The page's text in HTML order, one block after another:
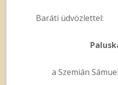
Baráti
a Szemián